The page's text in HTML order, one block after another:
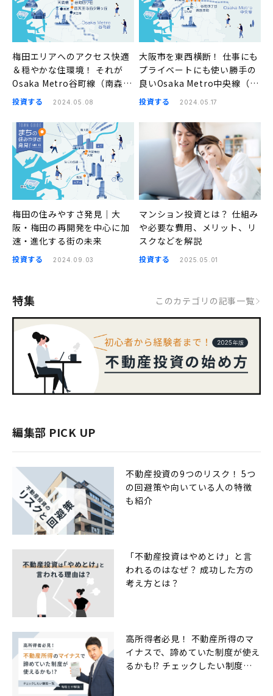
梅田エリアへのアクセス快適
＆穏やかな住環境！ それが
Osaka Metro谷町線（南森
町、天満橋、谷町四丁目、四
まちの住みやすさ発見
投資する 2024.05.08
大阪市を東西横断！ 仕事にも
プライベートにも使い勝手の
良いOsaka Metro中央線（阿
波座、本町、堺筋本町、谷町
発見
投資する 2024.05.17
梅田の住みやすさ発見｜大
阪・梅田の再開発を中心に加
速・進化する街の未来
投資する 2024.09.03
マンション投資とは？ 仕組み
や必要な費用、メリット、リ
スクなどを解説
投資する 2025.05.01
特集 このカテゴリの記事一覧
編集部 PICK UP
不動産投資の9つのリスク！ 5つ
の回避策や向いている人の特徴
も紹介
「不動産投資はやめとけ」と言
われるのはなぜ？ 成功した方の
考え方とは？
高所得者必見！ 不動産所得のマ
イナスで、諦めていた制度が使え
るかも!? チェックしたい制度一